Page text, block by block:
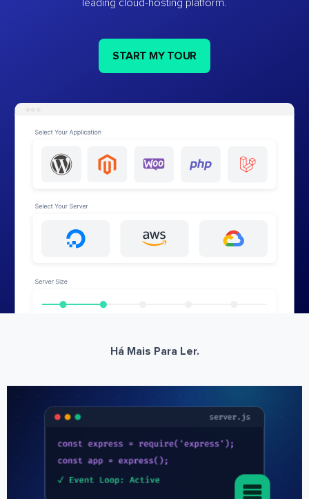
leading cloud-hosting platform.
START MY TOUR
Há Mais Para Ler.